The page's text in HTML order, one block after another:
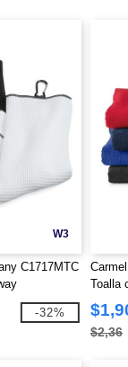
W3
C1717MTC
-32%
Toalla
$2,36